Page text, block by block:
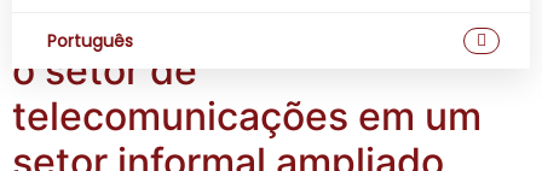
Português
Reposicionar e transformar
o setor de
telecomunicações em um